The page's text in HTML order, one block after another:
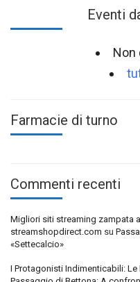
Eventi
Non
Farmacie di turno
Commenti recenti
Migliori siti streaming zampata
streamshopdirect.com su
«Settecalcio»
I Protagonisti Indimenticabili: